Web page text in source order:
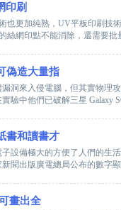
印刷
也更加純熟，UV平板印刷技
絲網印點不能消除，還需要
偽造大量指
洞來入侵電腦，但其實物理
驗中他們已破解三星 Galaxy
書和讀書才
設備極大的方便了人們的
聞出版廣電總局公布的數字
畫出全